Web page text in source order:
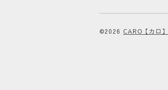
©2026 CARO【カロ】